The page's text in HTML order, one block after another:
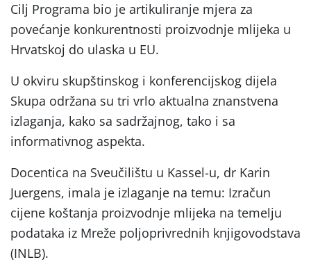
Cilj Programa bio je artikuliranje mjera za
povećanje konkurentnosti proizvodnje mlijeka u
Hrvatskoj do ulaska u EU.
U okviru skupštinskog i konferencijskog dijela
Skupa održana su tri vrlo aktualna znanstvena
izlaganja, kako sa sadržajnog, tako i sa
informativnog aspekta.
Docentica na Sveučilištu u Kassel-u, dr Karin
Juergens, imala je izlaganje na temu: Izračun
cijene koštanja proizvodnje mlijeka na temelju
podataka iz Mreže poljoprivrednih knjigovodstava
(INLB).